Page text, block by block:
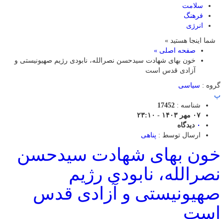
سلامت
فرهنگ
انرژی
شما اینجا هستید »
صفحه اصلی »
خون بهای شهادت سیدحسن نصرالله، نابودی رژیم صهیونیستی و
آزادی قدس است
گروه : سیاسی
پ
شناسه : 17452
۰۷ مهر ۱۴۰۳ - ۲۳:۱۰
۰ دیدگاه
ارسال توسط : پناهی
خون بهای شهادت سیدحسن
نصرالله، نابودی رژیم
صهیونیستی و آزادی قدس
است